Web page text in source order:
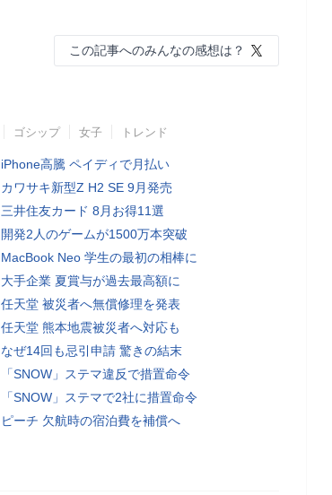
この記事へのみんなの感想は？
ゴシップ 女子 トレンド
iPhone高騰 ペイディで月払い
カワサキ新型Z H2 SE 9月発売
三井住友カード 8月お得11選
開発2人のゲームが1500万本突破
MacBook Neo 学生の最初の相棒に
大手企業 夏賞与が過去最高額に
任天堂 被災者へ無償修理を発表
任天堂 熊本地震被災者へ対応も
なぜ14回も忌引申請 驚きの結末
「SNOW」ステマ違反で措置命令
「SNOW」ステマで2社に措置命令
ピーチ 欠航時の宿泊費を補償へ